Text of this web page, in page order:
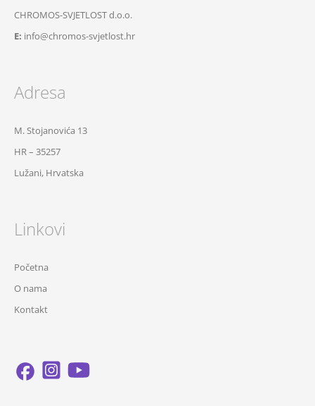
CHROMOS-SVJETLOST d.o.o.
E: info@chromos-svjetlost.hr
Adresa
M. Stojanovića 13
HR – 35257
Lužani, Hrvatska
Linkovi
Početna
O nama
Kontakt